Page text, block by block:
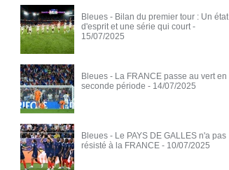
Bleues - Bilan du premier tour : Un état
d'esprit et une série qui court -
15/07/2025
Bleues - La FRANCE passe au vert en
seconde période - 14/07/2025
Bleues - Le PAYS DE GALLES n'a pas
résisté à la FRANCE - 10/07/2025